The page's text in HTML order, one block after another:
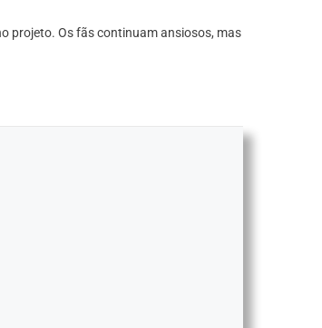
projeto. Os fãs continuam ansiosos, mas